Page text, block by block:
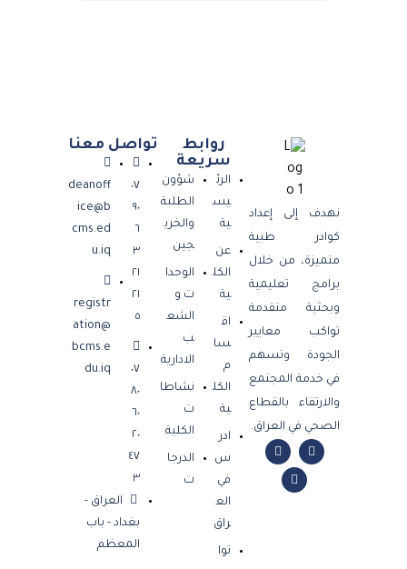
نهدف إلى إعداد
كوادر طبية
متميزة، من خلال
برامج تعليمية
وبحثية متقدمة
تواكب معايير
الجودة وتسهم
في خدمة المجتمع
والارتقاء بالقطاع
الصحي في العراق.
روابط
سريعة
الرئ
يس
ية
عن
الكل
ية
اق
سا
م
الكل
ية
ادر
س
في
الع
راق
توا
شؤون
الطلبة
والخري
جين
الوحدا
ت و
الشع
ب
الادارية
نشاطا
ت
الكلية
الدرجا
ت
تواصل معنا
٠٧
٩٠
٦
٣
٢١
٢١
٥
٠٧
٨٠
٦٠
٢٠
٤٧
٣
deanoff
ice@b
cms.ed
u.iq
registr
ation@
bcms.e
du.iq
العراق -
بغداد - باب
المعظم